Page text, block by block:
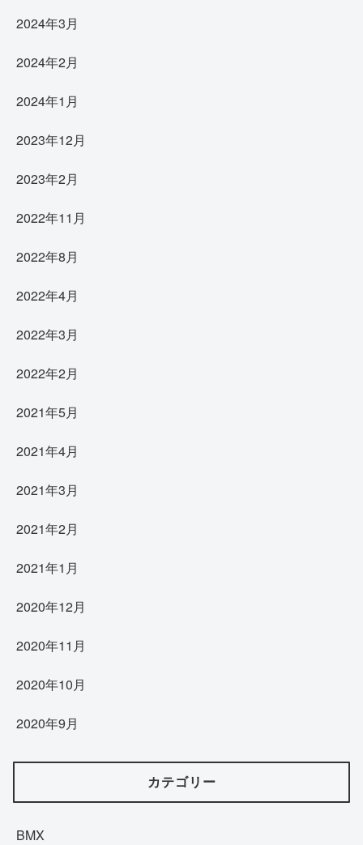
2024年3月
2024年2月
2024年1月
2023年12月
2023年2月
2022年11月
2022年8月
2022年4月
2022年3月
2022年2月
2021年5月
2021年4月
2021年3月
2021年2月
2021年1月
2020年12月
2020年11月
2020年10月
2020年9月
カテゴリー
BMX